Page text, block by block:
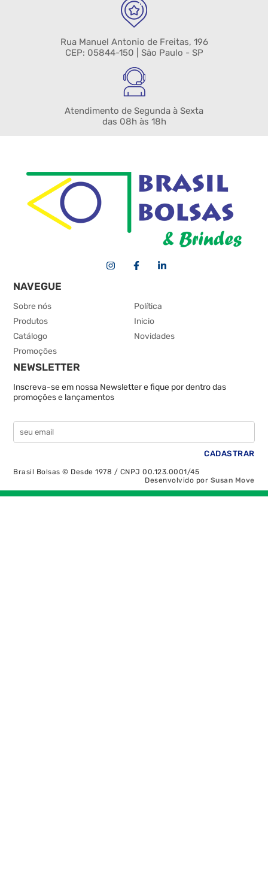
Rua Manuel Antonio de Freitas, 196
CEP: 05844-150 | São Paulo - SP
Atendimento de Segunda à Sexta
das 08h às 18h
NAVEGUE
Sobre nós
Política
Produtos
Inicio
Catálogo
Novidades
Promoções
NEWSLETTER
Inscreva-se em nossa Newsletter e fique por dentro das
promoções e lançamentos
Brasil Bolsas © Desde 1978 / CNPJ 00.123.0001/45
Desenvolvido por Susan Move